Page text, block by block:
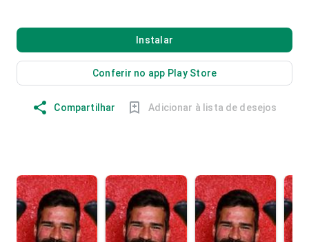
Instalar
Conferir no app Play Store
Compartilhar Adicionar à lista de desejos